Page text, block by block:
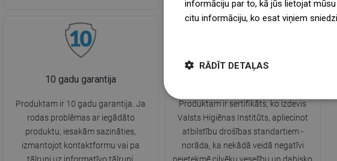
10 gadu garantija
Produktam ir 10 gadu garantija. Ja
rodas problēmas ar iegādāto
produktu, iesakām sazināties,
izmantojot kontaktformu vai pa
Produktam ir sertifikāts, ko izdevis
Valsts Higiēnas Institūts, apliecinot
atbilstību drošības standartiem -
norāda, ka nekādā veidā negatīvi
informāciju par to, kā jūs lietojat
citu informāciju, ko esat viņiem
RĀDĪT DETAĻAS